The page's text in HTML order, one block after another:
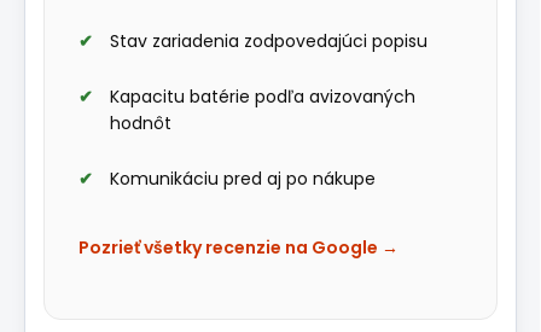
Stav zariadenia zodpovedajúci popisu
Kapacitu batérie podľa avizovaných
hodnôt
Komunikáciu pred aj po nákupe
Pozrieť všetky recenzie na Google →